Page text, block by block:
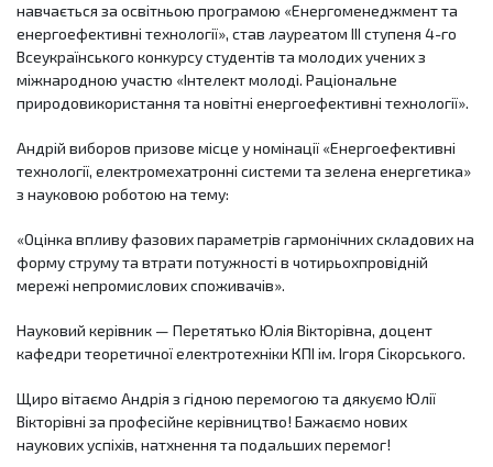
навчається за освітньою програмою «Енергоменеджмент та
енергоефективні технології», став лауреатом III ступеня 4-го
Всеукраїнського конкурсу студентів та молодих учених з
міжнародною участю «Інтелект молоді. Раціональне
природовикористання та новітні енергоефективні технології».
Андрій виборов призове місце у номінації «Енергоефективні
технології, електромехатронні системи та зелена енергетика»
з науковою роботою на тему:
«Оцінка впливу фазових параметрів гармонічних складових на
форму струму та втрати потужності в чотирьохпровідній
мережі непромислових споживачів».
Науковий керівник — Перетятько Юлія Вікторівна, доцент
кафедри теоретичної електротехніки КПІ ім. Ігоря Сікорського.
Щиро вітаємо Андрія з гідною перемогою та дякуємо Юлії
Вікторівні за професійне керівництво! Бажаємо нових
наукових успіхів, натхнення та подальших перемог!